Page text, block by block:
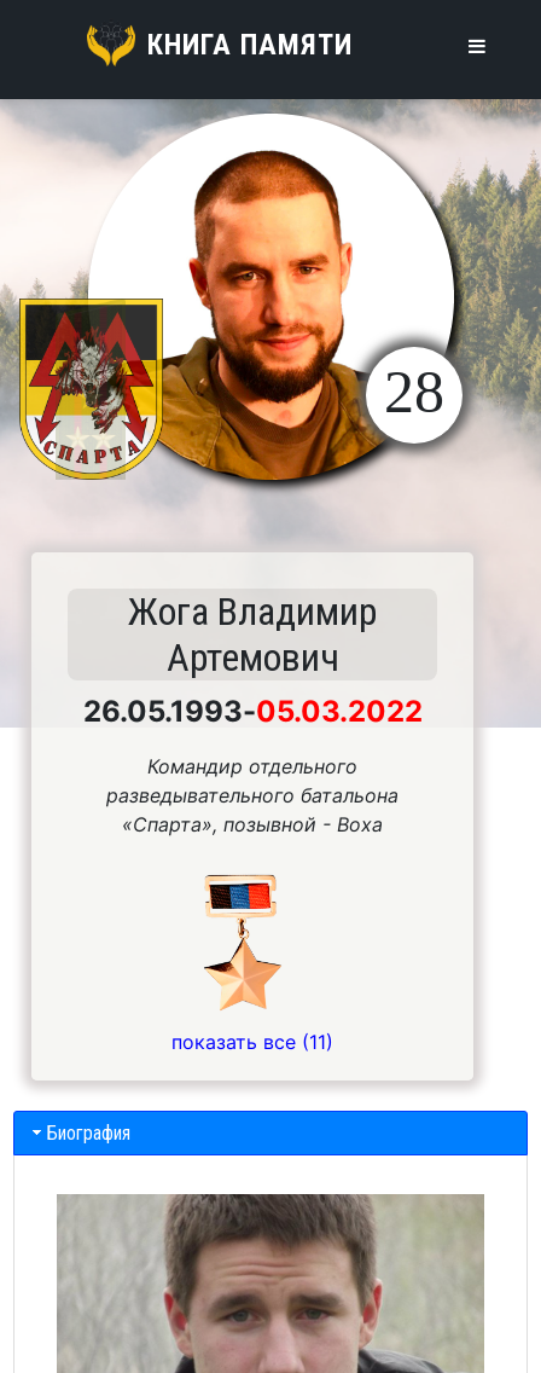
КНИГА ПАМЯТИ
28
Жога Владимир
Артемович
26.05.1993-05.03.2022
Командир отдельного
разведывательного батальона
«Спарта», позывной - Воха
показать все (11)
Биография